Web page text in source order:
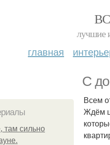
лучшие
главная
С
там сильно
Всем
Ждём